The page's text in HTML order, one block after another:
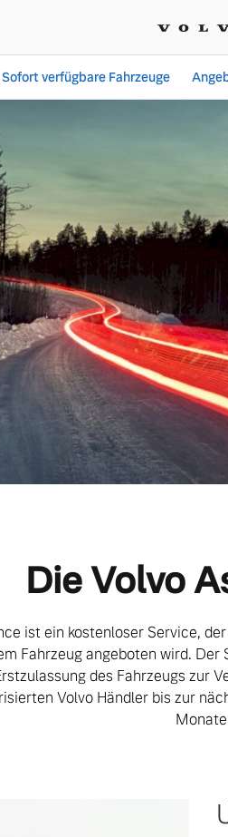
Sofort verfügbare Fahrzeuge
Die Volvo
ist ein kostenloser Service,
Fahrzeug angeboten wird.
des Fahrzeugs zur
Volvo Händler bis zur